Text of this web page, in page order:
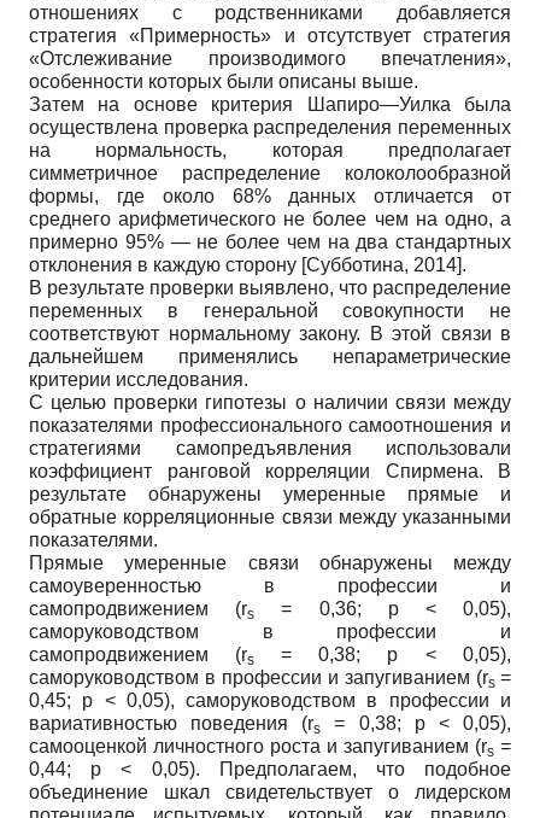
отношениях с родственниками добавляется
стратегия «Примерность» и отсутствует стратегия
«Отслеживание производимого впечатления»,
особенности которых были описаны выше.
Затем на основе критерия Шапиро—Уилка была
осуществлена проверка распределения переменных
на нормальность, которая предполагает
симметричное распределение колоколообразной
формы, где около 68% данных отличается от
среднего арифметического не более чем на одно, а
примерно 95% — не более чем на два стандартных
отклонения в каждую сторону [Субботина, 2014].
В результате проверки выявлено, что распределение
переменных в генеральной совокупности не
соответствуют нормальному закону. В этой связи в
дальнейшем применялись непараметрические
критерии исследования.
С целью проверки гипотезы о наличии связи между
показателями профессионального самоотношения и
стратегиями самопредъявления использовали
коэффициент ранговой корреляции Спирмена. В
результате обнаружены умеренные прямые и
обратные корреляционные связи между указанными
показателями.
Прямые умеренные связи обнаружены между
самоуверенностью в профессии и
самопродвижением (rs
= 0,36; p < 0,05),
саморуководством в профессии и
самопродвижением (rs = 0,38; p < 0,05),
саморуководством в профессии и запугиванием (rs =
0,45; p < 0,05), саморуководством в профессии и
вариативностью поведения (rs
= 0,38; p < 0,05),
самооценкой личностного роста и запугиванием (rs =
0,44; p < 0,05). Предполагаем, что подобное
объединение шкал свидетельствует о лидерском